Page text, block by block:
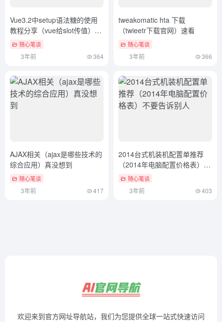
Vue3.2中setup语法糖的使用
教程分享（vue给slot传值）学
会了吗
随心笔谈
3年前 364
tweakomatic hta 下载
（twieetr下载官网）速看
随心笔谈
3年前 366
AJAX相关（ajax是哪些技术的
综合应用）真没想到
随心笔谈
3年前 417
2014台式机装机配置单推荐
（2014年电脑配置价格表）不
要告诉别人
随心笔谈
3年前 403
欢迎来到官方网址导航站，我们为您提供全球一站式快速访问